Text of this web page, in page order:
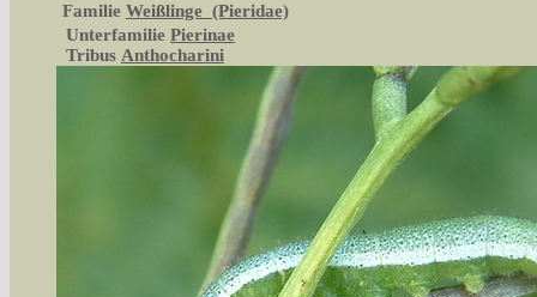
Familie Weißlinge (Pieridae)
Unterfamilie Pierinae
Tribus Anthocharini